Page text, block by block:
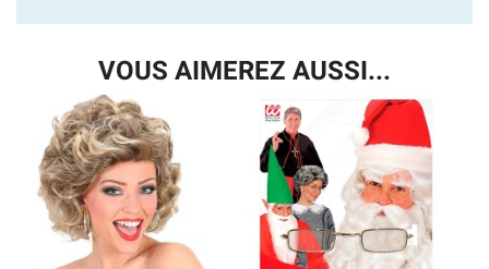
VOUS AIMEREZ AUSSI...